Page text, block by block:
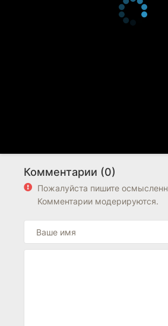
Комментарии (0)
Пожалуйста пишите
Комментарии модерируются.